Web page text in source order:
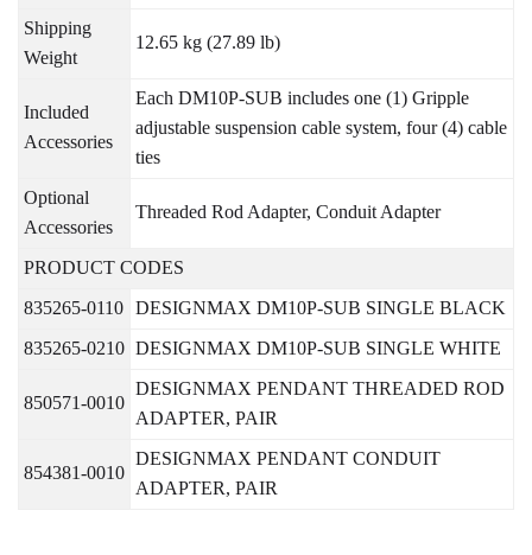
Shipping
Weight
12.65 kg (27.89 lb)
Included
Accessories
Each DM10P-SUB includes one (1) Gripple
adjustable suspension cable system, four (4) cable
ties
Optional
Accessories
Threaded Rod Adapter, Conduit Adapter
PRODUCT CODES
835265-0110 DESIGNMAX DM10P-SUB SINGLE BLACK
835265-0210 DESIGNMAX DM10P-SUB SINGLE WHITE
850571-0010
DESIGNMAX PENDANT THREADED ROD
ADAPTER, PAIR
854381-0010
DESIGNMAX PENDANT CONDUIT
ADAPTER, PAIR